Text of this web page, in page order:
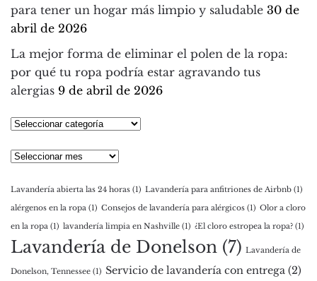
para tener un hogar más limpio y saludable 30 de
abril de 2026
La mejor forma de eliminar el polen de la ropa:
por qué tu ropa podría estar agravando tus
alergias 9 de abril de 2026
Seleccionar
Archivos
Lavandería abierta las 24 horas (1) Lavandería para anfitriones de Airbnb (1)
alérgenos en la ropa (1) Consejos de lavandería para alérgicos (1) Olor a cloro
en la ropa (1) lavandería limpia en Nashville (1) ¿El cloro estropea la ropa? (1)
Lavandería de Donelson (7) Lavandería de
Donelson, Tennessee (1) Servicio de lavandería con entrega (2)